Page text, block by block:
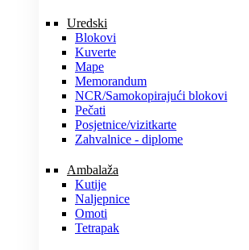
Uredski
Blokovi
Kuverte
Mape
Memorandum
NCR/Samokopirajući blokovi
Pečati
Posjetnice/vizitkarte
Zahvalnice - diplome
Ambalaža
Kutije
Naljepnice
Omoti
Tetrapak